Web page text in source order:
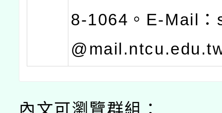
8-1064。E-Mail
內文可瀏覽群組：